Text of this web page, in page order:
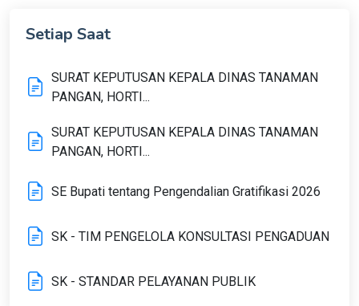
Setiap Saat
SURAT KEPUTUSAN KEPALA DINAS TANAMAN
PANGAN, HORTI...
SURAT KEPUTUSAN KEPALA DINAS TANAMAN
PANGAN, HORTI...
SE Bupati tentang Pengendalian Gratifikasi 2026
SK - TIM PENGELOLA KONSULTASI PENGADUAN
SK - STANDAR PELAYANAN PUBLIK